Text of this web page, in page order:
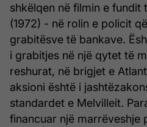
shkëlqen në filmin e fundit
(1972) - në rolin e policit
grabitësve të bankave.
i grabitjes në një qytet të
reshurat, në brigjet e
aksioni është i
standardet e Melvilleit.
financuar një marrëveshje